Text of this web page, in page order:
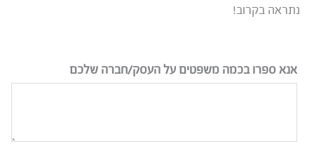
נתראה בקרוב!
אנא ספרו בכמה משפטים על העסק/חברה שלכם